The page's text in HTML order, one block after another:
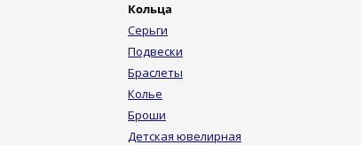
Кольца
Серьги
Подвески
Браслеты
Колье
Броши
Детская ювелирная